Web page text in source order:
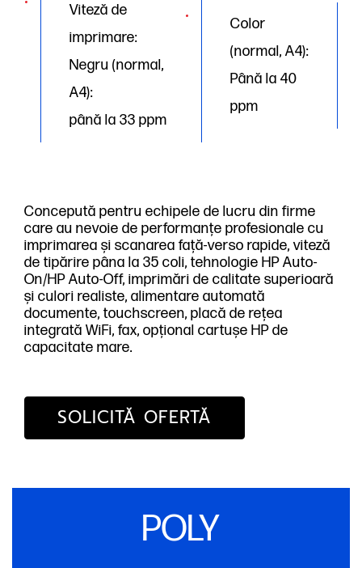
Viteză de
imprimare:
Negru (normal,
A4):
până la 33 ppm
Color
(normal, A4):
Până la 40
ppm
Concepută pentru echipele de lucru din firme
care au nevoie de performanțe profesionale cu
imprimarea și scanarea față-verso rapide, viteză
de tipărire pâna la 35 coli, tehnologie HP Auto-
On/HP Auto-Off, imprimări de calitate superioară
și culori realiste, alimentare automată
documente, touchscreen, placă de rețea
integrată WiFi, fax, opțional cartușe HP de
capacitate mare.
SOLICITĂ OFERTĂ
POLY